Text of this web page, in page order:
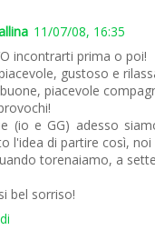
11/07/08, 16:35
incontrarti prima o poi!
gustoso e
piacevole
(io e GG) adesso
l'idea di partire così,
torenaiamo, a
bel sorriso!